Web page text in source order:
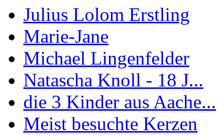
Julius Lolom Erstling
Marie-Jane
Michael Lingenfelder
Natascha Knoll - 18 J...
die 3 Kinder aus Aache...
Meist besuchte Kerzen